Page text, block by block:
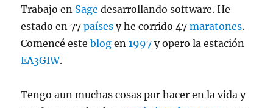
Trabajo en Sage desarrollando software. He
estado en 77países y he corrido 47maratones.
Comencé esteblog en1997 y opero la estación
EA3GIW.
Tengo aun muchas cosas por hacer en la vida y